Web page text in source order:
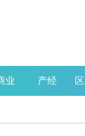
业 产经